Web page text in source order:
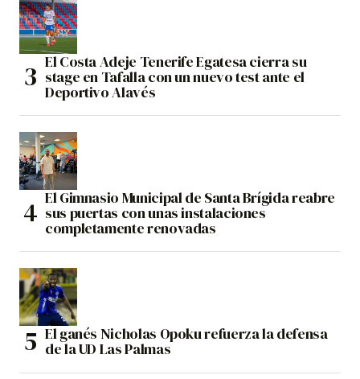
El Costa Adeje Tenerife Egatesa cierra su
stage en Tafalla con un nuevo test ante el
Deportivo Alavés
El Gimnasio Municipal de Santa Brígida reabre
sus puertas con unas instalaciones
completamente renovadas
El ganés Nicholas Opoku refuerza la defensa
de la UD Las Palmas